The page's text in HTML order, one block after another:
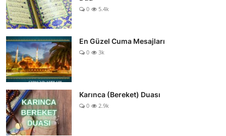
0 5.4k
En Güzel Cuma Mesajları
0 3k
Karınca (Bereket) Duası
0 2.9k